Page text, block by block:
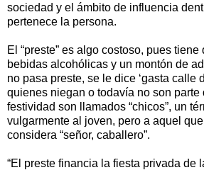
sociedad y el ámbito de influencia
pertenece la persona.
El “preste” es algo costoso, pues
bebidas alcohólicas y un montón de
no pasa preste, se le dice ‘gasta calle
quienes niegan o todavía no son parte
festividad son llamados “chicos”, un
vulgarmente al joven, pero a aquel
considera “señor, caballero”.
“El preste financia la fiesta privada de